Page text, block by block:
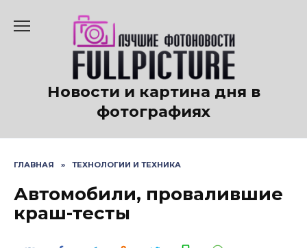
содержанию
Новости и картина дня в
фотографиях
ГЛАВНАЯ » ТЕХНОЛОГИИ И ТЕХНИКА
Автомобили, провалившие
краш-тесты